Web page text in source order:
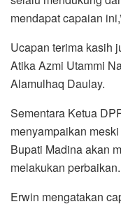
mendapat capaian
Ucapan terima kasih
Atika Azmi Utammi
Alamulhaq Daulay.
Sementara Ketua
menyampaikan
Bupati Madina akan
melakukan perbaikan.
Erwin mengatakan